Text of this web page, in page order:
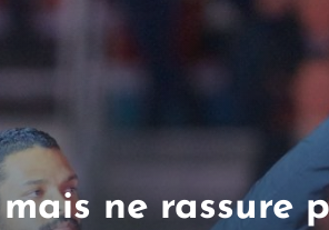
ne rassure